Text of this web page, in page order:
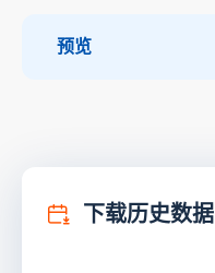
预览
下载历史数据